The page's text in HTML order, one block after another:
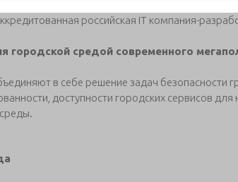
российская IT компания-
городской средой современного
в себе решение задач безопасности
доступности городских сервисов